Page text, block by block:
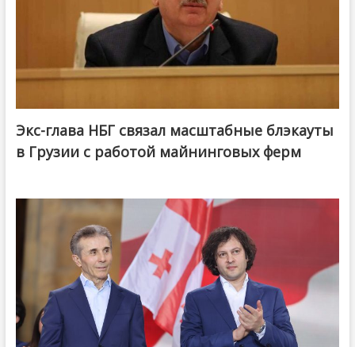
Экс-глава НБГ связал масштабные блэкауты
в Грузии с работой майнинговых ферм